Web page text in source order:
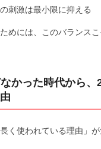
刺激は最小限に抑える
めには、このバランスこ
かった時代から、
く使われている理由」